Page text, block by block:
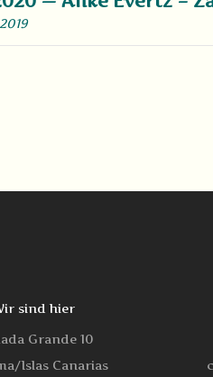
sind hier
Grande 10
Islas Canarias